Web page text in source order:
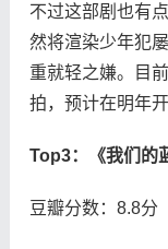
不过这部剧也有
然将渲染少年犯
重就轻之嫌。目
拍，预计在明年开
Top3：《我们的
豆瓣分数：8.8分